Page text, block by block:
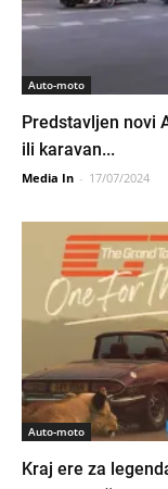
Auto-moto
Predstavljen novi
ili karavan...
Media In - 17/07/2024
Auto-moto
Kraj ere za